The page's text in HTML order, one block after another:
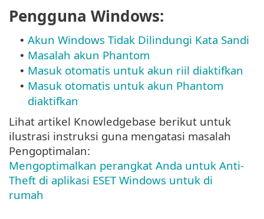
Pengguna Windows:
• Akun Windows Tidak Dilindungi Kata Sandi
• Masalah akun Phantom
• Masuk otomatis untuk akun riil diaktifkan
• Masuk otomatis untuk akun Phantom
diaktifkan
Lihat artikel Knowledgebase berikut untuk
ilustrasi instruksi guna mengatasi masalah
Pengoptimalan:
Mengoptimalkan perangkat Anda untuk Anti-
Theft di aplikasi ESET Windows untuk di
rumah